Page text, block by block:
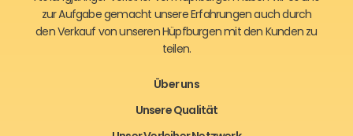
zur Aufgabe gemacht unsere Erfahrungen auch durch
den Verkauf von unseren Hüpfburgen mit den Kunden zu
teilen.
Über uns
Unsere Qualität